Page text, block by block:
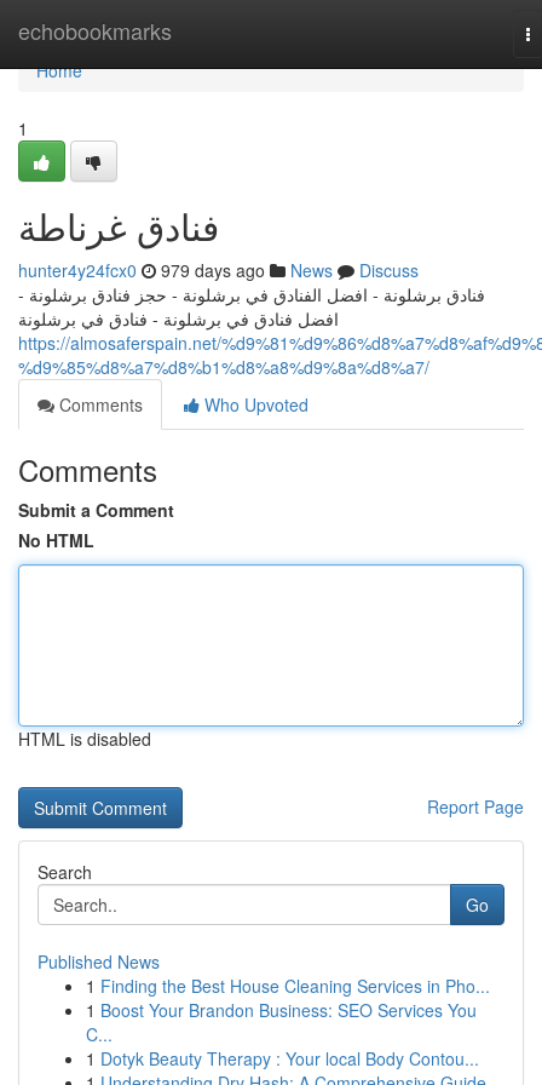
echobookmarks
Home
Home
1
فنادق غرناطة
hunter4y24fcx0 979 days ago News
Discuss
فنادق برشلونة - افضل الفنادق في برشلونة - حجز فنادق برشلونة -
افضل فنادق في برشلونة - فنادق في برشلونة
https://almosaferspain.net/
%d9%85%d8%a7%d8%b1%d8%a8%d9%8a%d8%a7/
Comments
Who Upvoted
Comments
Submit a Comment
No HTML
HTML is disabled
Report Page
Search
Go
Published News
1 Finding the Best House Cleaning Services in Pho...
1 Boost Your Brandon Business: SEO Services You
C...
1 Dotyk Beauty Therapy : Your local Body Contou...